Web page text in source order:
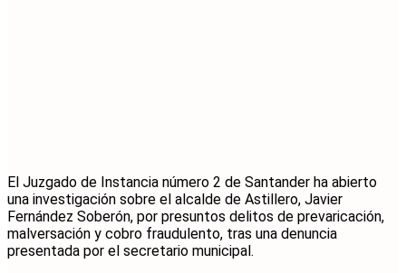
El Juzgado de Instancia número 2 de Santander ha abierto
una investigación sobre el alcalde de Astillero, Javier
Fernández Soberón, por presuntos delitos de prevaricación,
malversación y cobro fraudulento, tras una denuncia
presentada por el secretario municipal.